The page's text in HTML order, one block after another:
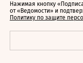
Нажимая кнопку
от «Ведомости» и
Политику по защите